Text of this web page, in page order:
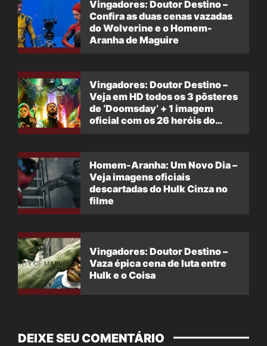
Vingadores: Doutor Destino –
Confira as duas cenas vazadas
do Wolverine e o Homem-
Aranha de Maguire
Vingadores: Doutor Destino –
Veja em HD todos os 3 pôsteres
de ‘Doomsday’ + 1 imagem
oficial com os 26 heróis do
Homem-Aranha: Um Novo Dia –
Veja imagens oficiais
descartadas do Hulk Cinza no
filme
Vingadores: Doutor Destino –
Vaza épica cena de luta entre
Hulk e o Coisa
DEIXE SEU COMENTÁRIO